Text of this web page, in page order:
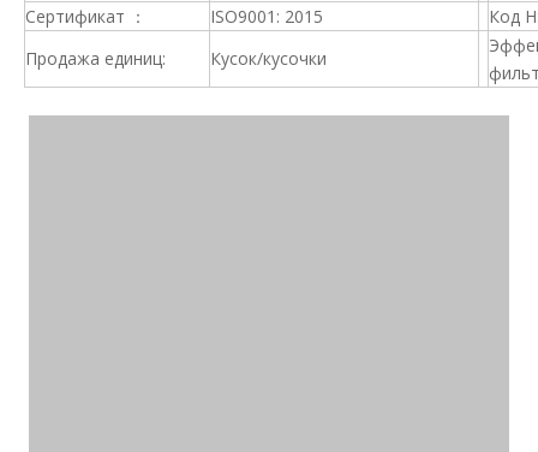
Сертификат ：
ISO9001: 2015
Код
Продажа единиц:
Кусок/кусочки